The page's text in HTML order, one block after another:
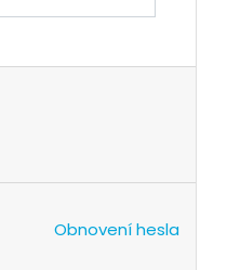
Obnovení hesla